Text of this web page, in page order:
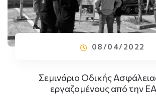
08/04/2022
Σεμινάριο Οδικής
εργαζομένους από την